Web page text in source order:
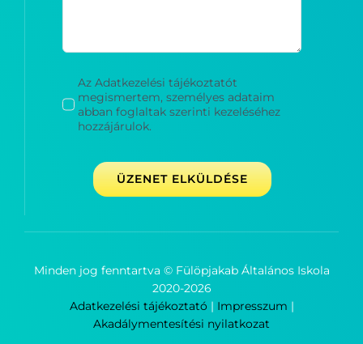
Az Adatkezelési tájékoztatót
megismertem, személyes adataim
abban foglaltak szerinti kezeléséhez
hozzájárulok.
ÜZENET ELKÜLDÉSE
Minden jog fenntartva © Fülöpjakab Általános Iskola
2020-2026
Adatkezelési tájékoztató | Impresszum |
Akadálymentesítési nyilatkozat